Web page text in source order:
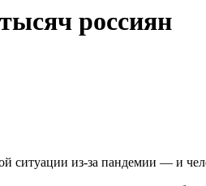
россиян
ситуации из-за пандемии — и